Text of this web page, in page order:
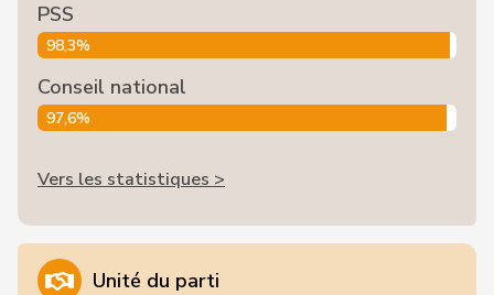
PSS
98,3%
Conseil national
97,6%
Vers les statistiques >
Unité du parti